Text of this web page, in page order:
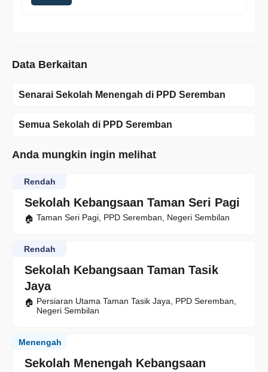
Data Berkaitan
Senarai Sekolah Menengah di PPD Seremban
Semua Sekolah di PPD Seremban
Anda mungkin ingin melihat
Sekolah Kebangsaan Taman Seri Pagi
Rendah
Taman Seri Pagi, PPD Seremban, Negeri Sembilan
Sekolah Kebangsaan Taman Tasik
Jaya
Rendah
Persiaran Utama Taman Tasik Jaya, PPD Seremban,
Negeri Sembilan
Sekolah Menengah Kebangsaan
Menengah